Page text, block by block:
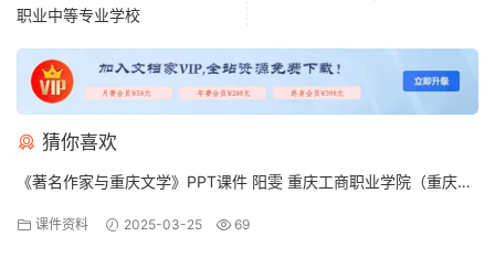
职业中等专业学校
猜你喜欢
《著名作家与重庆文学》PPT课件 阳雯 重庆工商职业学院（重庆开
课件资料 2025-03-25 69